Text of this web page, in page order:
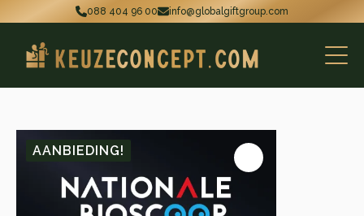
088 404 96 00 info@globalgiftgroup.com
AANBIEDING!